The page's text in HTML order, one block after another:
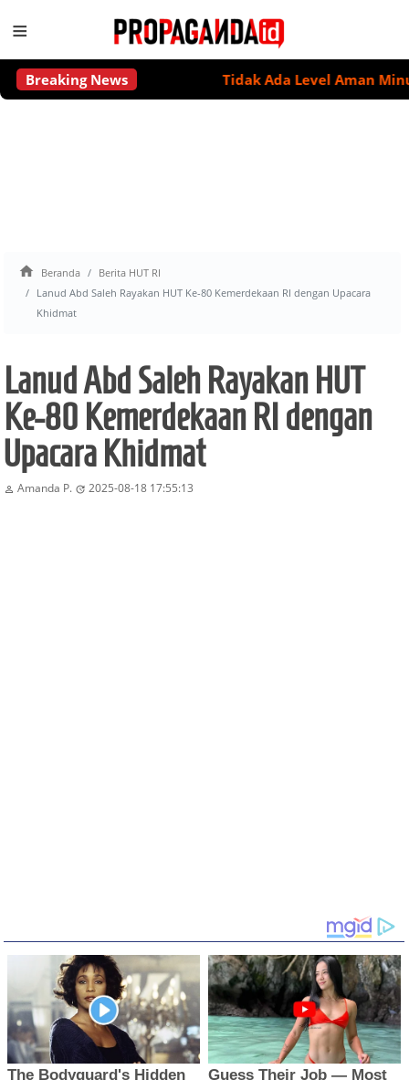
≡
Breaking News Tidak Ada Level Aman Minum
 Beranda
Berita HUT RI
Lanud Abd Saleh Rayakan HUT Ke-80 Kemerdekaan RI dengan Upacara
Khidmat
Lanud Abd Saleh Rayakan HUT
Ke-80 Kemerdekaan RI dengan
Upacara Khidmat
 Amanda P.  2025-08-18 17:55:13